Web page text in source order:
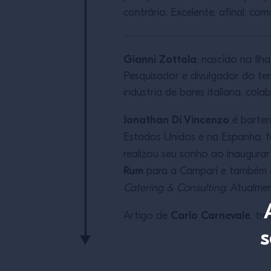
contrário. Excelente, afinal,
Gianni Zottola, nascido na
Pesquisador e divulgador do
indústria de bares italiana,
Jonathan Di Vincenzo é
Estados Unidos e na Espanha,
realizou seu sonho ao
Rum para a Campari e também
Catering & Consulting.
Artigo de Carlo Carnevale,